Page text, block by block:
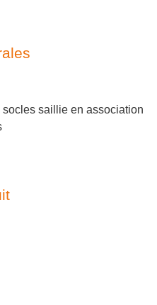
saillie en association